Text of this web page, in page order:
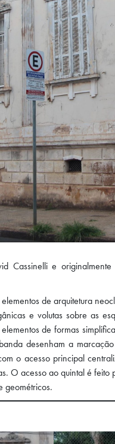
Cassinelli e
de arquitetura
e volutas sobre as
de formas
desenham a
o acesso principal
O acesso ao quintal é
geométricos.